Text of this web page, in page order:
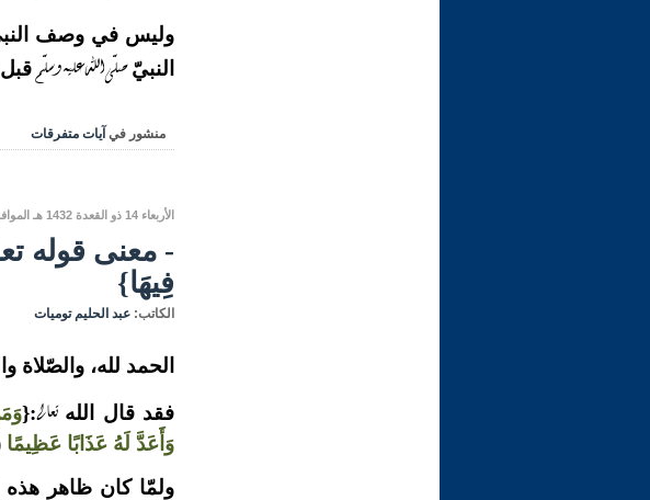
وليس في وصف
النبيّصلّى الله عليه وسلّم
منشور في آيات متفرقات
الأربعاء 14 ذو القعدة 1432 هـ الموافق لـ: 12 أكتوبر 2011 12:41
- معنى قوله
فِيهَا}
الكاتب: عبد الحليم توميات
الحمد لله،
فقد قال اللهتعالى:{
وَأَعَدَّ لَهُ عَذَابًا عَظِيمًا
ولمّا كان ظاهر هذه